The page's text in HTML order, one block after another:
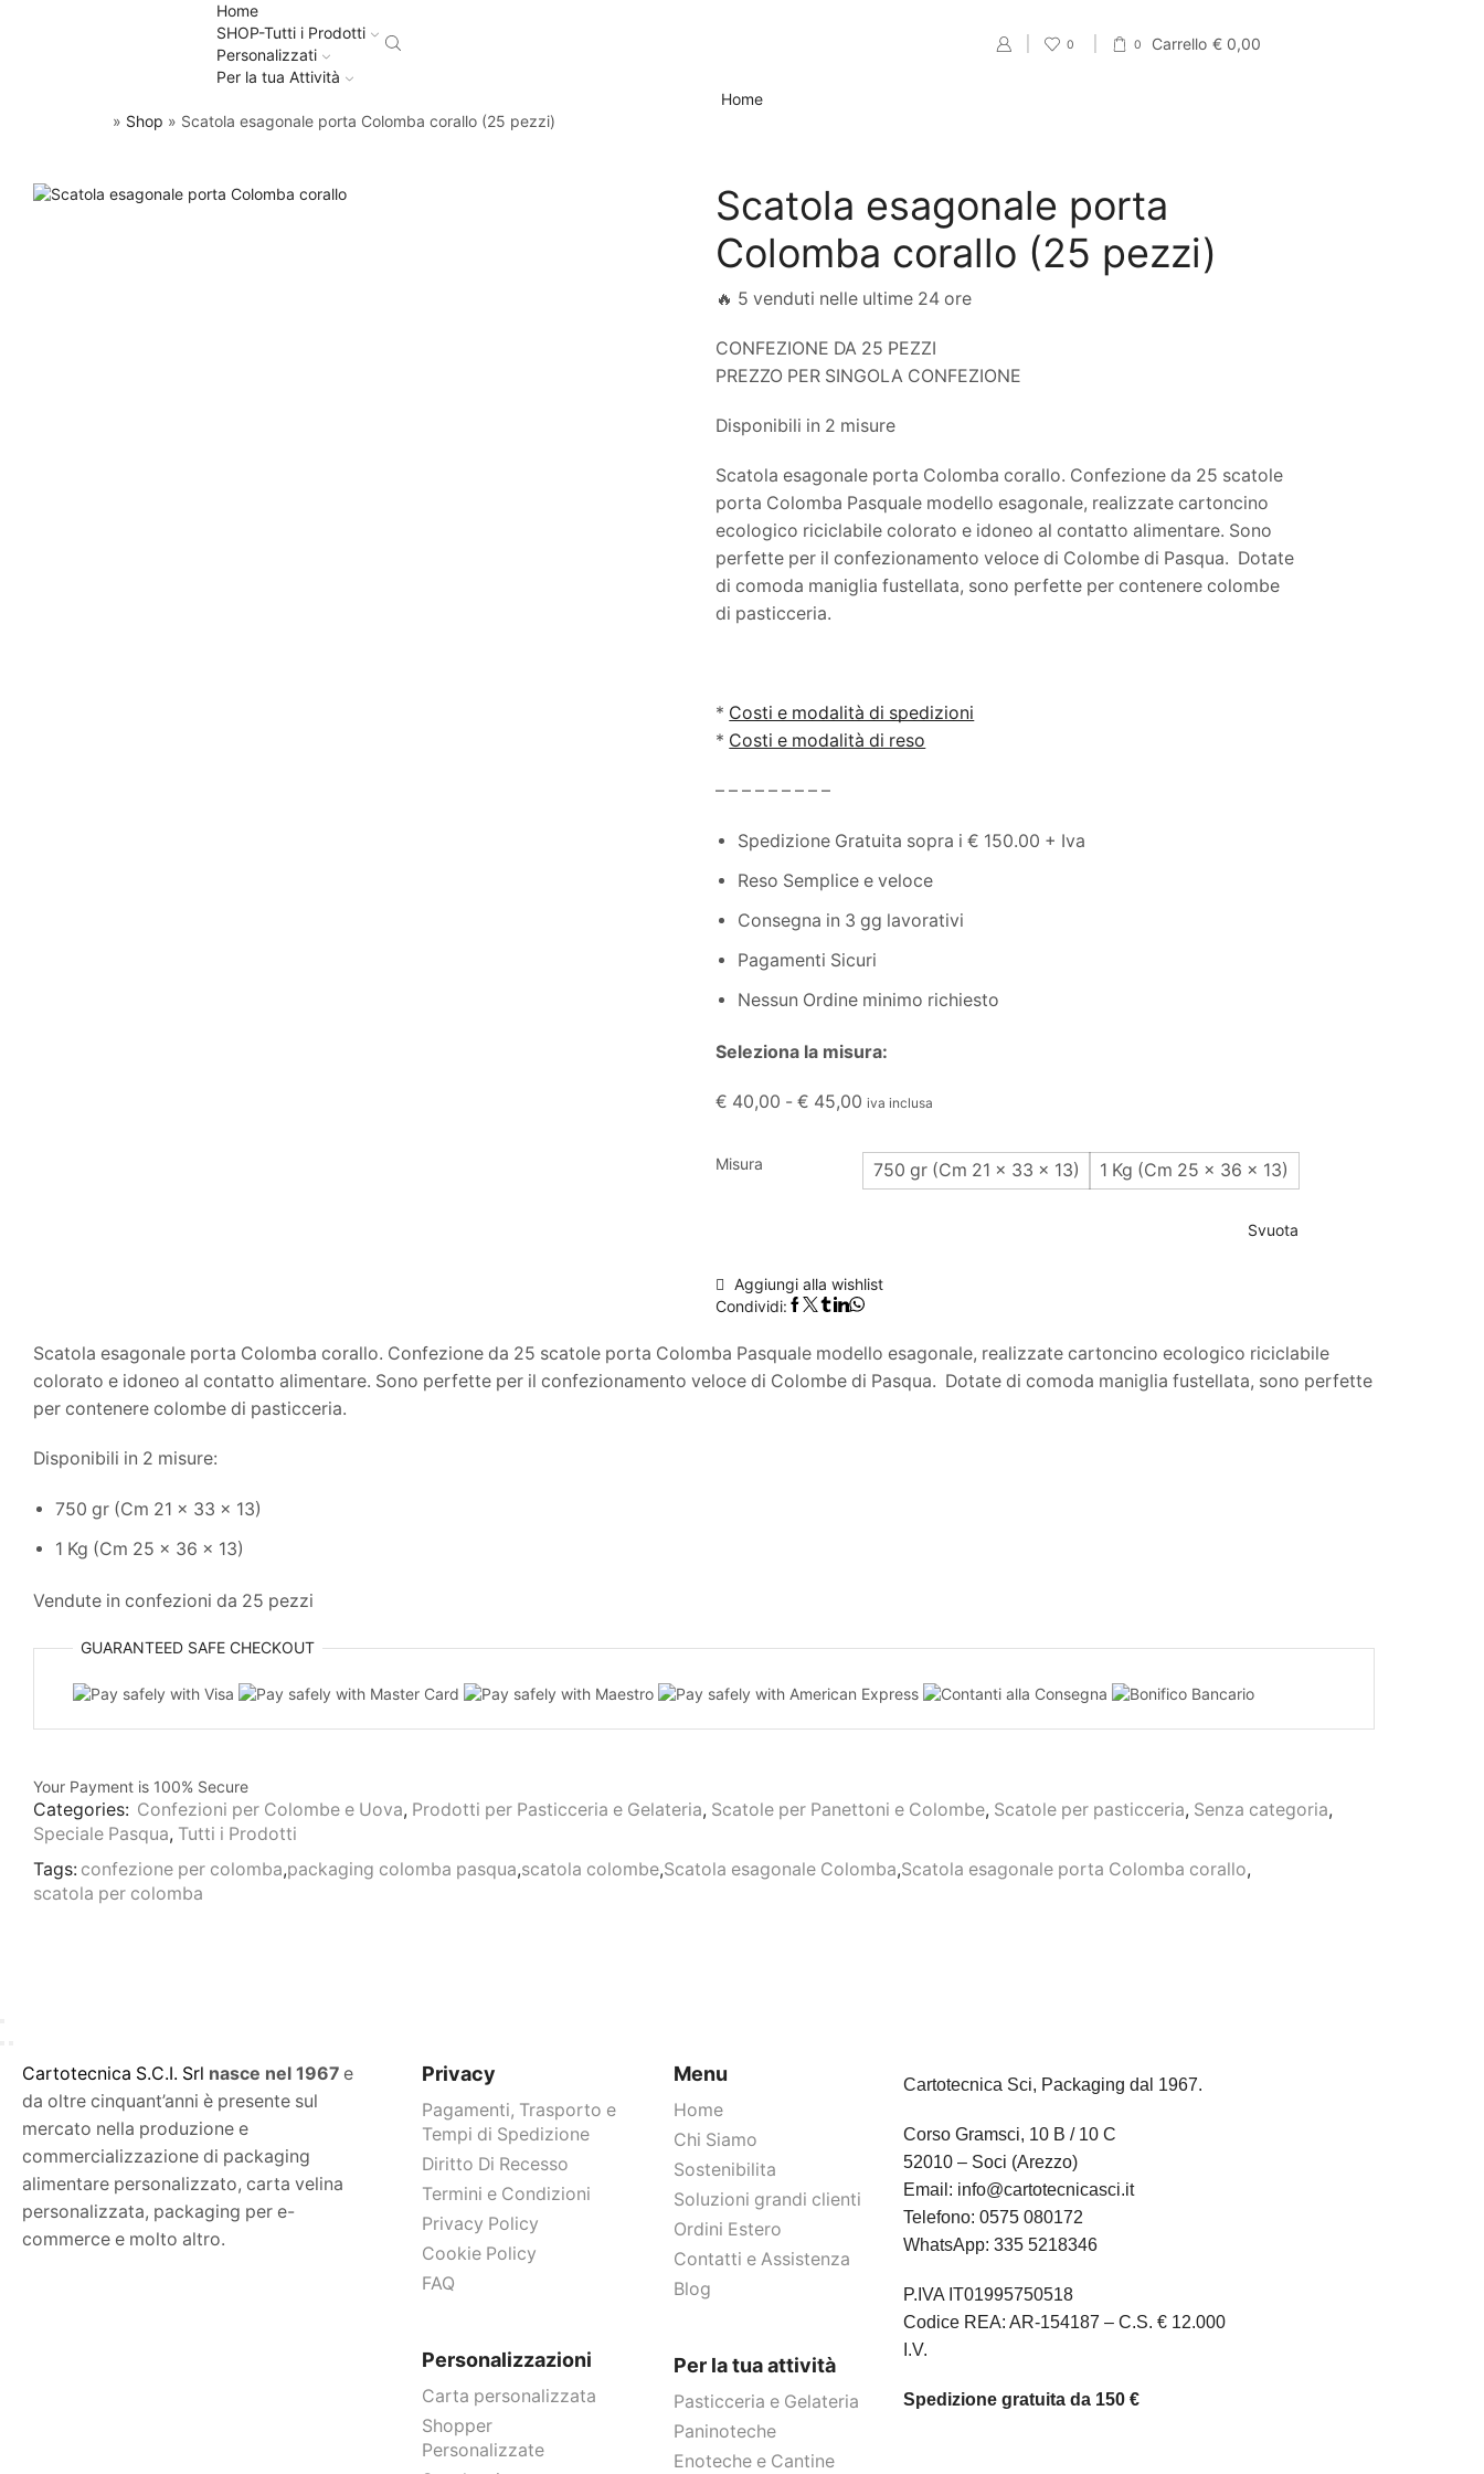
Home
SHOP-Tutti i Prodotti
Personalizzati
Per la tua Attività
0 0 Carrello €0,00
Home
» Shop » Scatola esagonale porta Colomba corallo (25 pezzi)
Scatola esagonale porta
Colomba corallo (25 pezzi)
🔥 5 venduti nelle ultime 24 ore
CONFEZIONE DA 25 PEZZI
PREZZO PER SINGOLA CONFEZIONE
Disponibili in 2 misure
Scatola esagonale porta Colomba corallo. Confezione da 25 scatole
porta Colomba Pasquale modello esagonale, realizzate cartoncino
ecologico riciclabile colorato e idoneo al contatto alimentare. Sono
perfette per il confezionamento veloce di Colombe di Pasqua. Dotate
di comoda maniglia fustellata, sono perfette per contenere colombe
di pasticceria.
* Costi e modalità di spedizioni
* Costi e modalità di reso
– – – – – – – – –
Spedizione Gratuita sopra i € 150.00 + Iva
Reso Semplice e veloce
Consegna in 3 gg lavorativi
Pagamenti Sicuri
Nessun Ordine minimo richiesto
Seleziona la misura:
€ 40,00 - € 45,00 iva inclusa
Misura 750 gr (Cm 21 x 33 x 13) 1 Kg (Cm 25 x 36 x 13)
Svuota
Aggiungi alla wishlist
Condividi:
Scatola esagonale porta Colomba corallo. Confezione da 25 scatole porta Colomba Pasquale modello esagonale, realizzate cartoncino ecologico riciclabile
colorato e idoneo al contatto alimentare. Sono perfette per il confezionamento veloce di Colombe di Pasqua. Dotate di comoda maniglia fustellata, sono perfette
per contenere colombe di pasticceria.
Disponibili in 2 misure:
750 gr (Cm 21 x 33 x 13)
1 Kg (Cm 25 x 36 x 13)
Vendute in confezioni da 25 pezzi
GUARANTEED SAFE CHECKOUT
Your Payment is 100% Secure
Categories: Confezioni per Colombe e Uova, Prodotti per Pasticceria e Gelateria, Scatole per Panettoni e Colombe, Scatole per pasticceria, Senza categoria,
Speciale Pasqua, Tutti i Prodotti
Tags: confezione per colomba,packaging colomba pasqua,scatola colombe,Scatola esagonale Colomba,Scatola esagonale porta Colomba corallo,
scatola per colomba
Cartotecnica S.C.I. Srl nasce nel 1967 e
da oltre cinquant’anni è presente sul
mercato nella produzione e
commercializzazione di packaging
alimentare personalizzato, carta velina
personalizzata, packaging per e-
commerce e molto altro.
Privacy
Pagamenti, Trasporto e
Tempi di Spedizione
Diritto Di Recesso
Termini e Condizioni
Privacy Policy
Cookie Policy
FAQ
Personalizzazioni
Carta personalizzata
Shopper
Personalizzate
Menu
Home
Chi Siamo
Sostenibilita
Soluzioni grandi clienti
Ordini Estero
Contatti e Assistenza
Blog
Per la tua attività
Pasticceria e Gelateria
Paninoteche
Enoteche e Cantine
Cartotecnica Sci, Packaging dal 1967.
Corso Gramsci, 10 B / 10 C
52010 – Soci (Arezzo)
Email: info@cartotecnicasci.it
Telefono: 0575 080172
WhatsApp: 335 5218346
P.IVA IT01995750518
Codice REA: AR-154187 – C.S. € 12.000
I.V.
Spedizione gratuita da 150 €